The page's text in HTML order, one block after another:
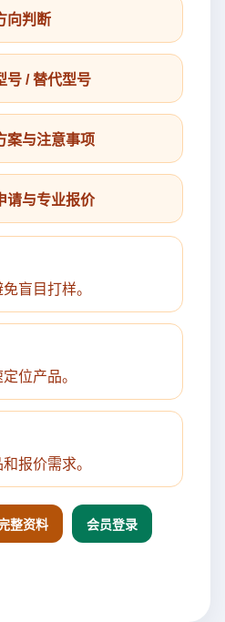
判断
/ 替代型号
与注意事项
与专业报价
盲目打样。
位产品。
报价需求。
整资料 会员登录